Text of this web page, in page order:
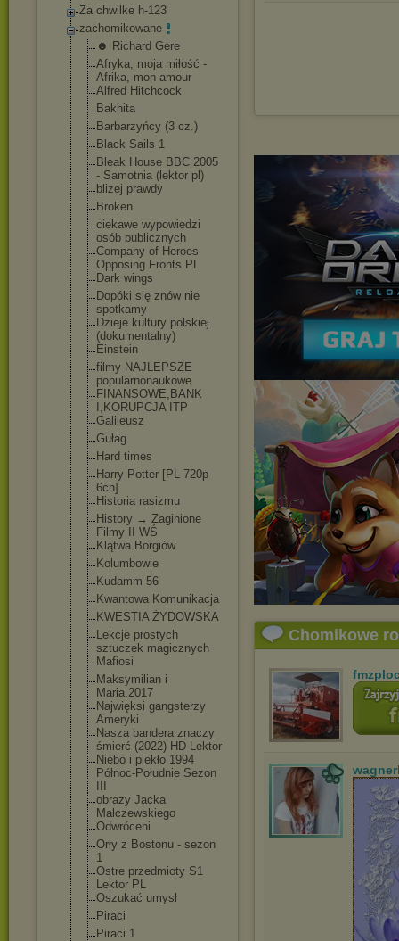
Za chwilke h-123
zachomikowane
☻ Richard Gere
Afryka, moja miłość -
Afrika, mon amour
Alfred Hitchcock
Bakhita
Barbarzyńcy (3 cz.)
Black Sails 1
Bleak House BBC 2005
- Samotnia (lektor pl)
blizej prawdy
Broken
ciekawe wypowiedzi
osób publicznych
Company of Heroes
Opposing Fronts PL
Dark wings
Dopóki się znów nie
spotkamy
Dzieje kultury polskiej
(dokumentalny)
Einstein
filmy NAJLEPSZE
popularnonaukowe
FINANSOWE,BANK
I,KORUPCJA ITP
Galileusz
Gułag
Hard times
Harry Potter [PL 720p
6ch]
Historia rasizmu
History → Zaginione
Filmy II WŚ
Klątwa Borgiów
Kolumbowie
Kudamm 56
Kwantowa Komunikacja
KWESTIA ŻYDOWSKA
Lekcje prostych
sztuczek magicznych
Mafiosi
Maksymilian i
Maria.2017
Najwięksi gangsterzy
Ameryki
Nasza bandera znaczy
śmierć (2022) HD Lektor
Niebo i piekło 1994
Północ-Południe Sezon
obrazy Jacka
Malczewskiego
Odwróceni
Orły z Bostonu - sezon
1
Ostre przedmioty S1
Lektor PL
Oszukać umysł
Piraci
Piraci 1
Chomikowe